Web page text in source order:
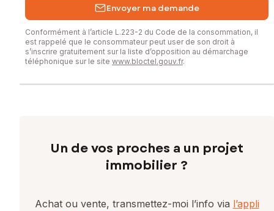
Envoyer ma demande
Conformément à l’article L.223-2 du Code de la consommation, il
est rappelé que le consommateur peut user de son droit à
s’inscrire gratuitement sur la liste d’opposition au démarchage
téléphonique sur le site www.bloctel.gouv.fr.
Un de vos proches a un projet
immobilier ?
Achat ou vente, transmettez-moi l’info via l’appli